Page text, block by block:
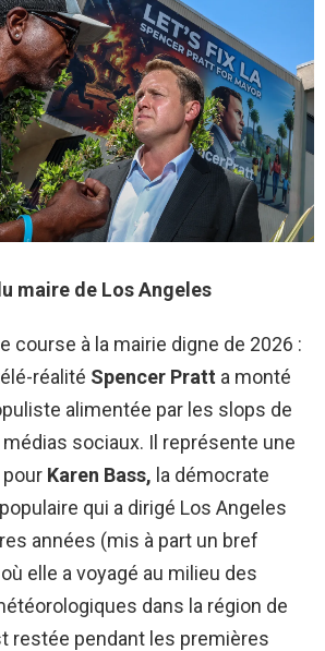
maire de Los Angeles
course à la mairie digne de 2026 :
réalité Spencer Pratt a monté
alimentée par les slops de
médias sociaux. Il représente une
Karen Bass, la démocrate
qui a dirigé Los Angeles
années (mis à part un bref
elle a voyagé au milieu des
dans la région de
restée pendant les premières